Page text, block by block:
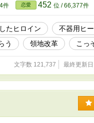
件 恋愛 452 位 / 66,377件
たヒロイン 不器用ヒ
う 領地改革 こっ
文字数 121,737 最終更新